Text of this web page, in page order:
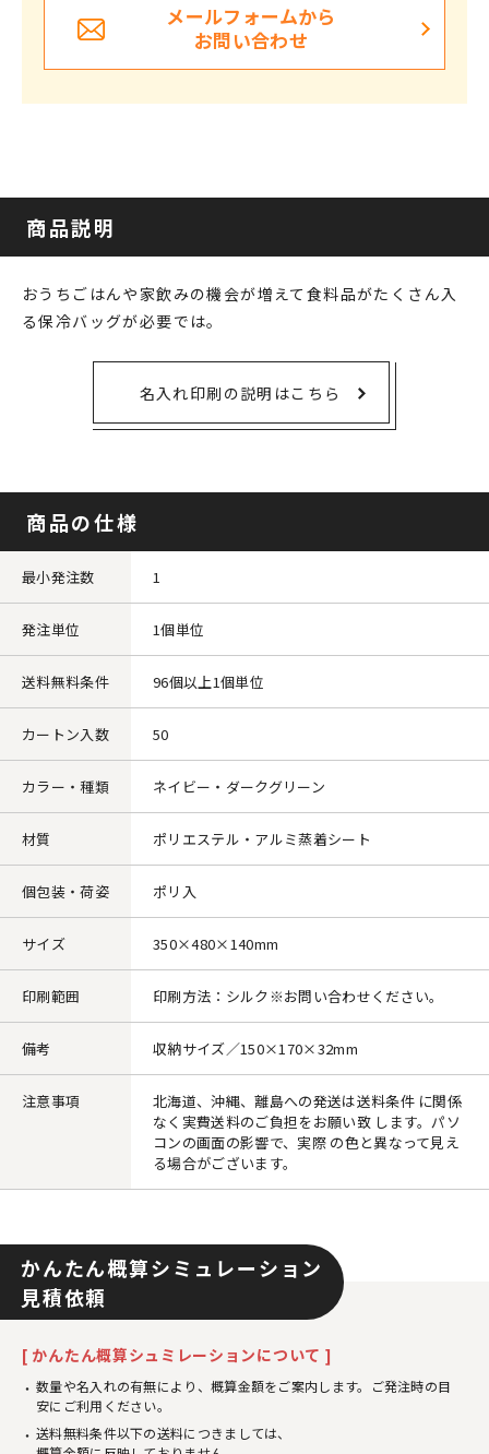
メールフォームから
お問い合わせ
商品説明
おうちごはんや家飲みの機会が増えて食料品がたくさん入
る保冷バッグが必要では。
名入れ印刷の説明はこちら
商品の仕様
最小発注数 1
発注単位 1個単位
送料無料条件 96個以上1個単位
カートン入数 50
カラー・種類 ネイビー・ダークグリーン
材質 ポリエステル・アルミ蒸着シート
個包装・荷姿 ポリ入
サイズ 350×480×140mm
印刷範囲 印刷方法：シルク※お問い合わせください。
備考 収納サイズ／150×170×32mm
注意事項
北海道、沖縄、離島への発送は送料条件 に関係
なく実費送料のご負担をお願い致 します。パソ
コンの画面の影響で、実際 の色と異なって見え
る場合がございます。
かんたん概算シミュレーション
見積依頼
[ かんたん概算シュミレーションについて ]
数量や名入れの有無により、概算金額をご案内します。ご発注時の目
安にご利用ください。
送料無料条件以下の送料につきましては、